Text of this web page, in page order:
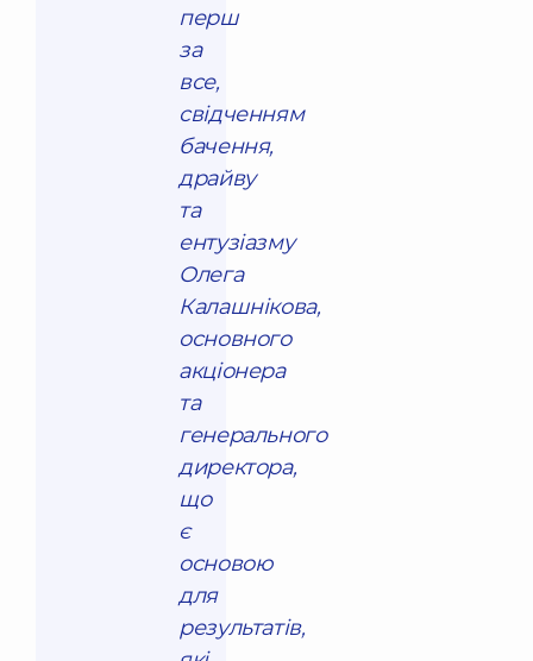
перш
за
все,
свідченням
бачення,
драйву
та
ентузіазму
Олега
Калашнікова,
основного
акціонера
та
генерального
директора,
що
є
основою
для
результатів,